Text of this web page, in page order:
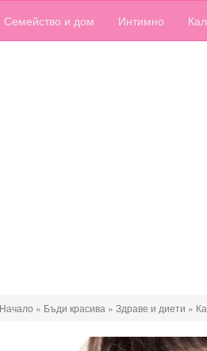
Семейство и дом Интимно
Начало » Бъди красива » Здраве и диети »